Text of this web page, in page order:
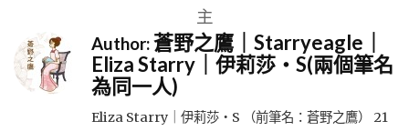
主
Author:蒼野之鷹｜Starryeagle｜
Eliza Starry｜伊莉莎・S(兩個筆名
為同一人)
Eliza Starry｜伊莉莎・S （前筆名：蒼野之鷹） 21